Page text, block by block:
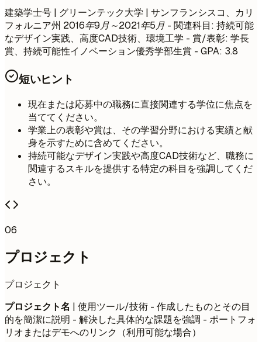
建築学士号 | グリーンテック大学 | サンフランシスコ、カリ
フォルニア州 2016年9月～2021年5月 - 関連科目: 持続可能
なデザイン実践、高度CAD技術、環境工学 - 賞/表彰: 学長
賞、持続可能性イノベーション優秀学部生賞 - GPA: 3.8
短いヒント
現在または応募中の職務に直接関連する学位に焦点を
当ててください。
学業上の表彰や賞は、その学習分野における実績と献
身を示すために含めてください。
持続可能なデザイン実践や高度CAD技術など、職務に
関連するスキルを提供する特定の科目を強調してくだ
さい。
06
プロジェクト
プロジェクト
プロジェクト名 | 使用ツール/技術 - 作成したものとその目
的を簡潔に説明 - 解決した具体的な課題を強調 - ポートフォ
リオまたはデモへのリンク（利用可能な場合）